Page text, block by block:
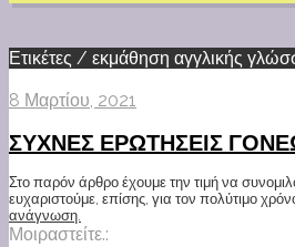
Ετικέτες / εκμάθηση αγγλικής
8 Μαρτίου, 2021
ΣΥΧΝΕΣ ΕΡΩΤΗΣΕΙΣ
Στο παρόν άρθρο έχουμε την τιμή να
ευχαριστούμε, επίσης, για τον πολύτιμο
ανάγνωση.
Μοιραστείτε.: